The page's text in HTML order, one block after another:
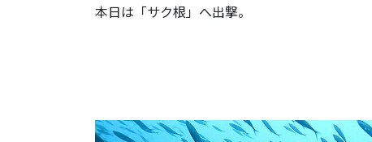
本日は「サク根」へ出撃。